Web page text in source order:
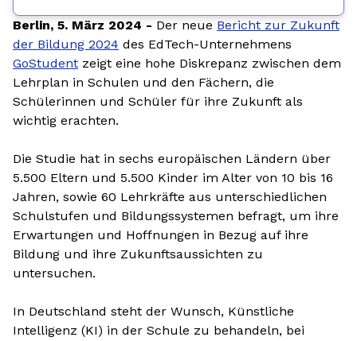
Berlin, 5. März 2024 - Der neue Bericht zur Zukunft
der Bildung 2024 des EdTech-Unternehmens
GoStudent zeigt eine hohe Diskrepanz zwischen dem
Lehrplan in Schulen und den Fächern, die
Schülerinnen und Schüler für ihre Zukunft als
wichtig erachten.
Die Studie hat in sechs europäischen Ländern über
5.500 Eltern und 5.500 Kinder im Alter von 10 bis 16
Jahren, sowie 60 Lehrkräfte aus unterschiedlichen
Schulstufen und Bildungssystemen befragt, um ihre
Erwartungen und Hoffnungen in Bezug auf ihre
Bildung und ihre Zukunftsaussichten zu
untersuchen.
In Deutschland steht der Wunsch, Künstliche
Intelligenz (KI) in der Schule zu behandeln, bei